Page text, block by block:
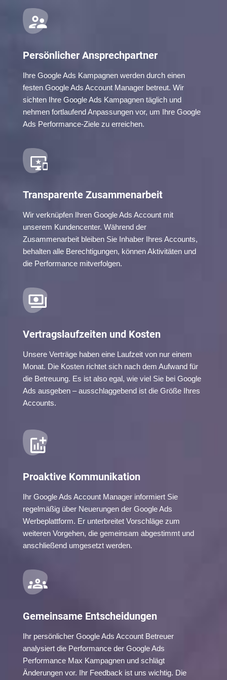
Persönlicher Ansprechpartner
Ihre Google Ads Kampagnen werden durch einen
festen Google Ads Account Manager betreut. Wir
sichten Ihre Google Ads Kampagnen täglich und
nehmen fortlaufend Anpassungen vor, um Ihre Google
Ads Performance-Ziele zu erreichen.
Transparente Zusammenarbeit
Wir verknüpfen Ihren Google Ads Account mit
unserem Kundencenter. Während der
Zusammenarbeit bleiben Sie Inhaber Ihres Accounts,
behalten alle Berechtigungen, können Aktivitäten und
die Performance mitverfolgen.
Vertragslaufzeiten und Kosten
Unsere Verträge haben eine Laufzeit von nur einem
Monat. Die Kosten richtet sich nach dem Aufwand für
die Betreuung. Es ist also egal, wie viel Sie bei Google
Ads ausgeben – ausschlaggebend ist die Größe Ihres
Accounts.
Proaktive Kommunikation
Ihr Google Ads Account Manager informiert Sie
regelmäßig über Neuerungen der Google Ads
Werbeplattform. Er unterbreitet Vorschläge zum
weiteren Vorgehen, die gemeinsam abgestimmt und
anschließend umgesetzt werden.
Gemeinsame Entscheidungen
Ihr persönlicher Google Ads Account Betreuer
analysiert die Performance der Google Ads
Performance Max Kampagnen und schlägt
Änderungen vor. Ihr Feedback ist uns wichtig. Die